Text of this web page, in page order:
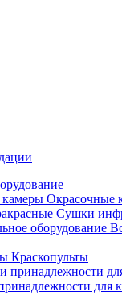
Окрасочные
Сушки
Краскопульты
для